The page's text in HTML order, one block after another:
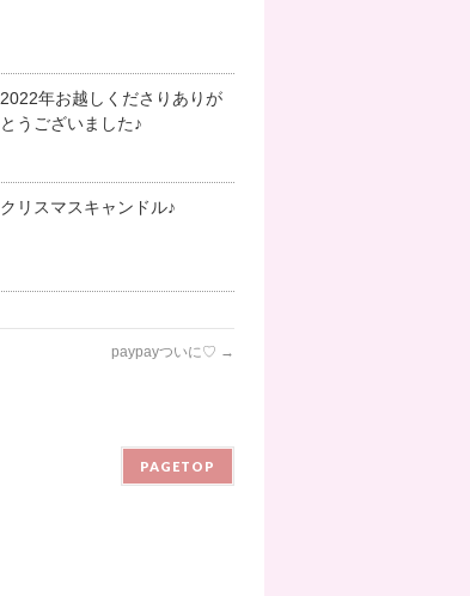
2022年お越しくださりありが
とうございました♪
クリスマスキャンドル♪
paypayついに♡ →
PAGETOP